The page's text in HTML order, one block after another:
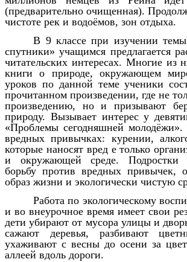
(предварительно очищенная).
чистоте рек и водоёмов, зон отдыха.
В 9 классе при изучении
спутники» учащимся предлагается
читательских интересах. Многие из
книги о природе, окружающем
уроков по данной теме ученики
прочитанном произведении, где не
произведению, но и призывают
природу. Вызывает интерес у
«Проблемы сегодняшней молодёжи».
вредных привычках: курении,
которые наносят вред е только
и окружающей среде. Подростки
борьбу против вредных привычек,
образ жизни и экологически чистую
Работа по экологическому
и во внеурочное время имеет свои
дети убирают от мусора улицы и
сажают деревья, разбивают
ухаживают с весны до осени за
аллеей вдоль дороги.